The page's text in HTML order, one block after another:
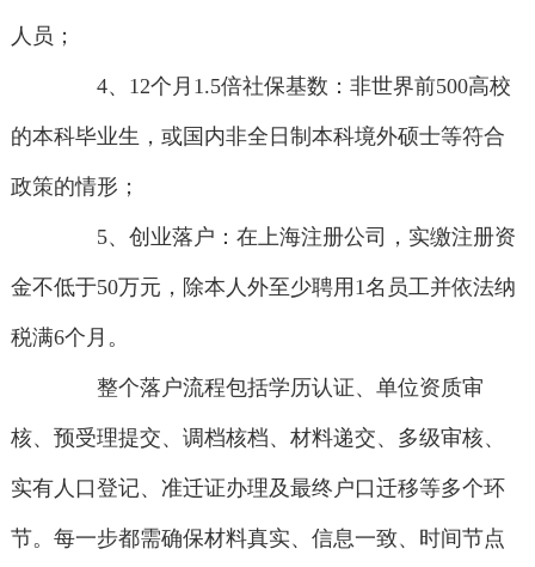
人员；
4、12个月1.5倍社保基数：非世界前500高校
的本科毕业生，或国内非全日制本科境外硕士等符合
政策的情形；
5、创业落户：在上海注册公司，实缴注册资
金不低于50万元，除本人外至少聘用1名员工并依法纳
税满6个月。
整个落户流程包括学历认证、单位资质审
核、预受理提交、调档核档、材料递交、多级审核、
实有人口登记、准迁证办理及最终户口迁移等多个环
节。每一步都需确保材料真实、信息一致、时间节点